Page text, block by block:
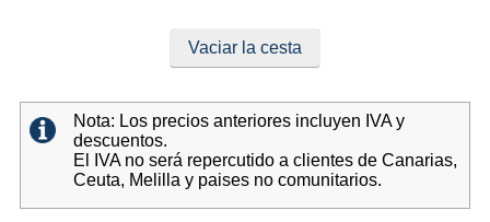
Vaciar la cesta
Nota: Los precios anteriores incluyen IVA y
descuentos.
El IVA no será repercutido a clientes de Canarias,
Ceuta, Melilla y paises no comunitarios.